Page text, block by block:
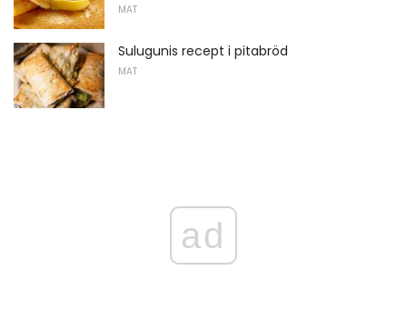
MAT
Sulugunis recept i pitabröd
MAT
ad